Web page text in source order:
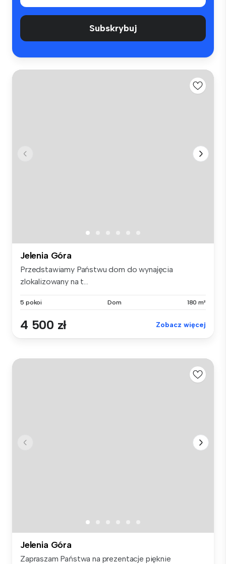
Subskrybuj
Jelenia Góra
Przedstawiamy Państwu dom do wynajęcia
zlokalizowany na t...
5 pokoi Dom 180 m²
4 500 zł Zobacz więcej
Jelenia Góra
Zapraszam Państwa na prezentacje pięknie